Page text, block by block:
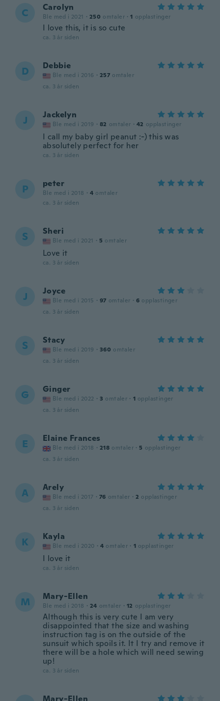
C Carolyn
Ble med i 2021 · 250 omtaler · 1 opplastinger
I love this, it is so cute
ca. 3 år siden
D Debbie
Ble med i 2016 · 257 omtaler
ca. 3 år siden
J Jackelyn
Ble med i 2019 · 82 omtaler · 42 opplastinger
I call my baby girl peanut :-) this was
absolutely perfect for her
ca. 3 år siden
P peter
Ble med i 2018 · 4 omtaler
ca. 3 år siden
S Sheri
Ble med i 2021 · 5 omtaler
Love it
ca. 3 år siden
J Joyce
Ble med i 2015 · 97 omtaler · 6 opplastinger
ca. 3 år siden
S Stacy
Ble med i 2019 · 360 omtaler
ca. 3 år siden
G Ginger
Ble med i 2022 · 3 omtaler · 1 opplastinger
ca. 3 år siden
E Elaine Frances
Ble med i 2018 · 218 omtaler · 5 opplastinger
ca. 3 år siden
A Arely
Ble med i 2017 · 76 omtaler · 2 opplastinger
ca. 3 år siden
K Kayla
Ble med i 2020 · 4 omtaler · 1 opplastinger
I love it
ca. 3 år siden
M Mary-Ellen
Ble med i 2018 · 24 omtaler · 12 opplastinger
Although this is very cute I am very
disappointed that the size and washing
instruction tag is on the outside of the
sunsuit which spoils it. It I try and remove it
there will be a hole which will need sewing
up!
ca. 3 år siden
Mary-Ellen